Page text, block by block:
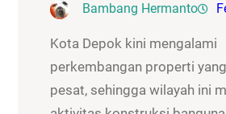
Bambang Hermanto
Kota Depok kini mengalami
perkembangan properti
pesat, sehingga wilayah ini